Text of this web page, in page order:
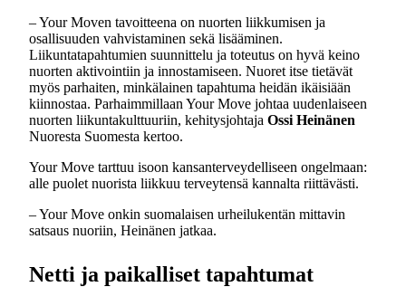
– Your Moven tavoitteena on nuorten liikkumisen ja
osallisuuden vahvistaminen sekä lisääminen.
Liikuntatapahtumien suunnittelu ja toteutus on hyvä keino
nuorten aktivointiin ja innostamiseen. Nuoret itse tietävät
myös parhaiten, minkälainen tapahtuma heidän ikäisiään
kiinnostaa. Parhaimmillaan Your Move johtaa uudenlaiseen
nuorten liikuntakulttuuriin, kehitysjohtaja Ossi Heinänen
Nuoresta Suomesta kertoo.
Your Move tarttuu isoon kansanterveydelliseen ongelmaan:
alle puolet nuorista liikkuu terveytensä kannalta riittävästi.
– Your Move onkin suomalaisen urheilukentän mittavin
satsaus nuoriin, Heinänen jatkaa.
Netti ja paikalliset tapahtumat